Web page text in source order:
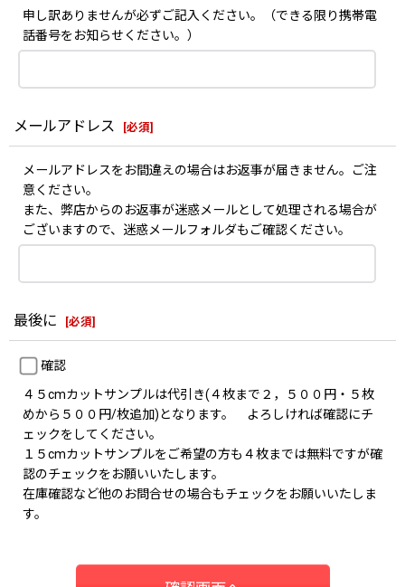
申し訳ありませんが必ずご記入ください。（できる限り携帯電
話番号をお知らせください。）
メールアドレス [必須]
メールアドレスをお間違えの場合はお返事が届きません。ご注
意ください。
また、弊店からのお返事が迷惑メールとして処理される場合が
ございますので、迷惑メールフォルダもご確認ください。
最後に [必須]
確認
４５cmカットサンプルは代引き(４枚まで２，５００円・５枚
めから５００円/枚追加)となります。 よろしければ確認にチ
ェックをしてください。
１５cmカットサンプルをご希望の方も４枚までは無料ですが確
認のチェックをお願いいたします。
在庫確認など他のお問合せの場合もチェックをお願いいたしま
す。